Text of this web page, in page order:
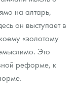
на алтарь,
он выступает в
«золотому
Это
реформе, к